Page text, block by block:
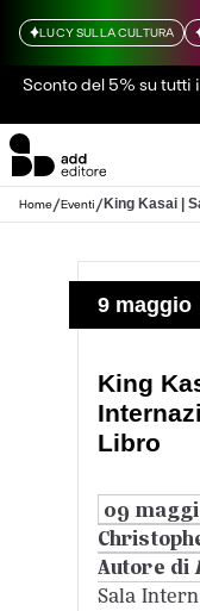
LUCY SULLA CULTURA
Sconto del 5% su tutti
Home/Eventi/King Kasai |
9 maggio
King
Libro
09
Autore di
Sala